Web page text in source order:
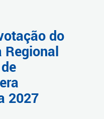
do
Regional
2027